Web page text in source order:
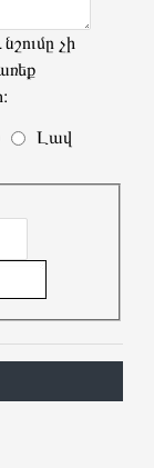
չի
Լավ